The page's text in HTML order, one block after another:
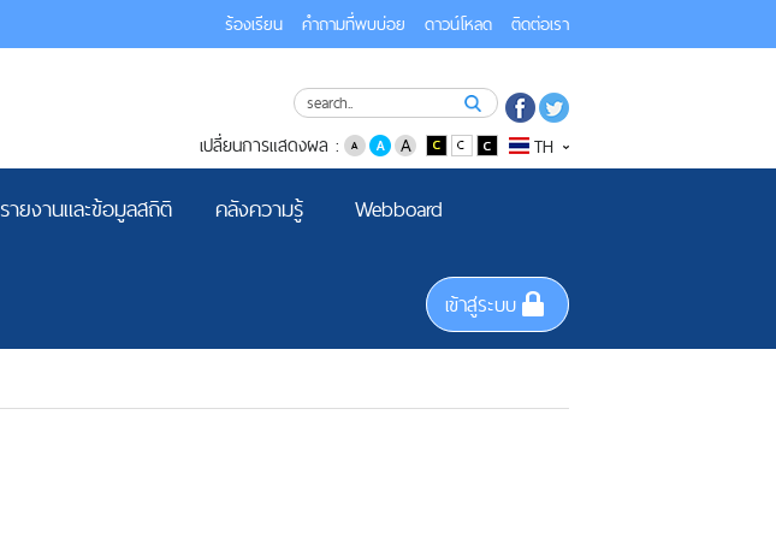
ร้องเรียน คำถามที่พบบ่อย ดาวน์โหลด ติดต่อเรา
เปลี่ยนการแสดงผล : TH
รายงานและข้อมูลสถิติ คลังความรู้ Webboard
เข้าสู่ระบบ